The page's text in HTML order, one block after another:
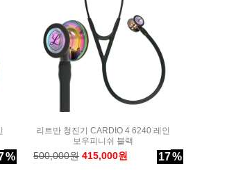
%
리트만 청진기 CARDIO 4 6240 레인
보우피니쉬 블랙
500,000원 415,000원 17%